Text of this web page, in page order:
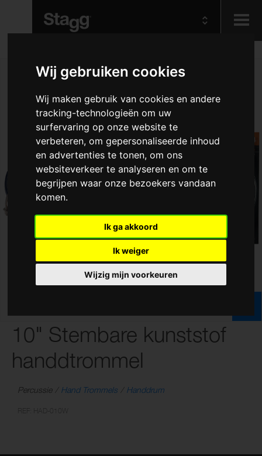
Wij gebruiken cookies
Wij maken gebruik van cookies en andere
tracking-technologieën om uw
surfervaring op onze website te
verbeteren, om gepersonaliseerde inhoud
en advertenties te tonen, om ons
websiteverkeer te analyseren en om te
begrijpen waar onze bezoekers vandaan
komen.
Ik ga akkoord
Ik weiger
Wijzig mijn voorkeuren
Audio &
Lighting
10" Stembare kunststof
handdtrommel
Percussie Hand Trommels Handdrum